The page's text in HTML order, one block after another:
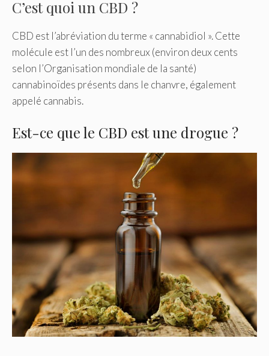
C’est quoi un CBD ?
CBD est l’abréviation du terme « cannabidiol ». Cette
molécule est l’un des nombreux (environ deux cents
selon l’Organisation mondiale de la santé)
cannabinoïdes présents dans le chanvre, également
appelé cannabis.
Est-ce que le CBD est une drogue ?